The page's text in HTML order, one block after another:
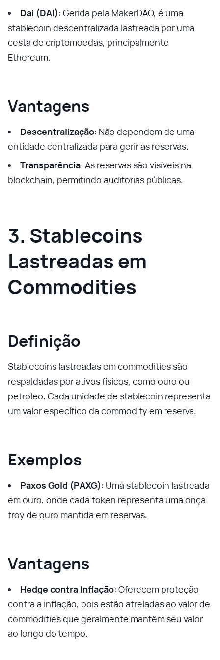
Dai (DAI): Gerida pela MakerDAO, é uma
stablecoin descentralizada lastreada por uma
cesta de criptomoedas, principalmente
Ethereum.
Vantagens
Descentralização: Não dependem de uma
entidade centralizada para gerir as reservas.
Transparência: As reservas são visíveis na
blockchain, permitindo auditorias públicas.
3. Stablecoins
Lastreadas em
Commodities
Definição
Stablecoins lastreadas em commodities são
respaldadas por ativos físicos, como ouro ou
petróleo. Cada unidade de stablecoin representa
um valor específico da commodity em reserva.
Exemplos
Paxos Gold (PAXG): Uma stablecoin lastreada
em ouro, onde cada token representa uma onça
troy de ouro mantida em reservas.
Vantagens
Hedge contra Inflação: Oferecem proteção
contra a inflação, pois estão atreladas ao valor de
commodities que geralmente mantêm seu valor
ao longo do tempo.